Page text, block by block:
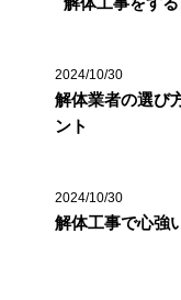
2024/10/30
解体業者の選び
ント
2024/10/30
解体工事で心強